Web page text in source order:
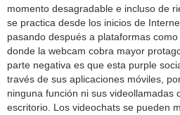
momento desagradable e incluso de
se practica desde los inicios de
pasando después a plataformas
donde la webcam cobra mayor
parte negativa es que esta purple
través de sus aplicaciones móviles,
ninguna función ni sus videollamadas
escritorio. Los videochats se pueden